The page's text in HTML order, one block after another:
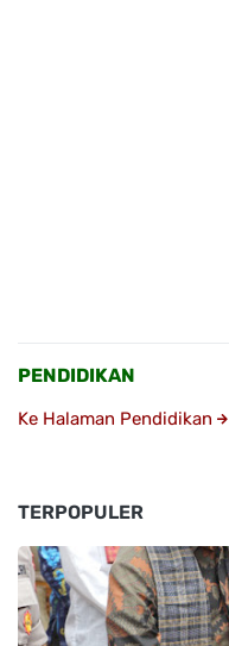
PENDIDIKAN
Ke Halaman Pendidikan
TERPOPULER